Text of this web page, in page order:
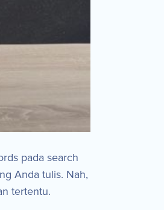
pada search
Anda tulis. Nah,
tertentu.